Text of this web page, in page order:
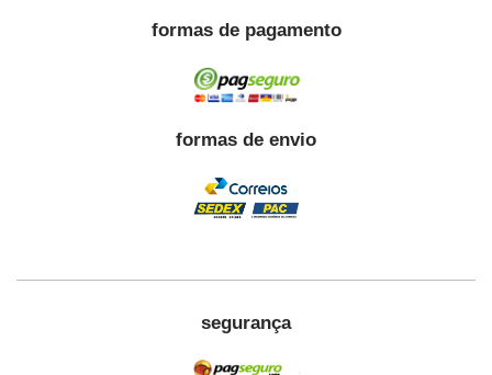
formas de pagamento
formas de envio
segurança